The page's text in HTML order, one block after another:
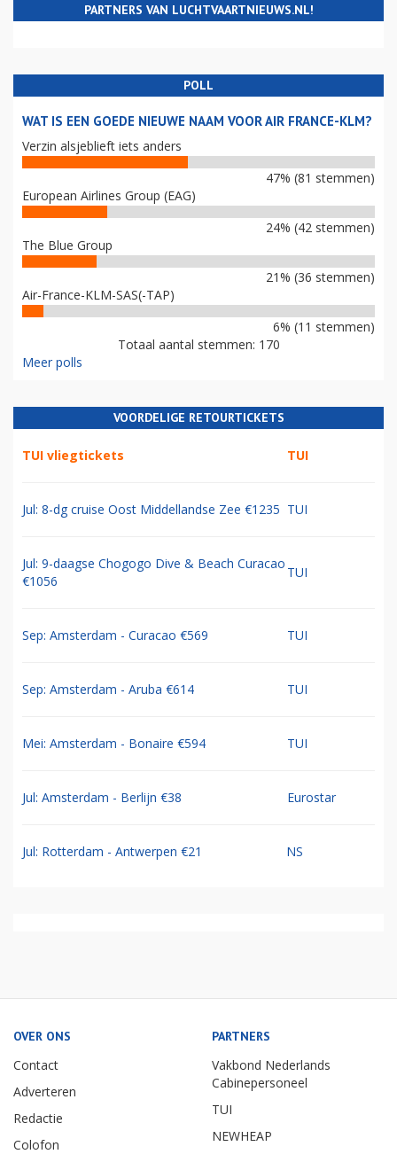
PARTNERS VAN LUCHTVAARTNIEUWS.NL!
POLL
WAT IS EEN GOEDE NIEUWE NAAM VOOR AIR FRANCE-KLM?
Verzin alsjeblieft iets anders
47% (81 stemmen)
European Airlines Group (EAG)
24% (42 stemmen)
The Blue Group
21% (36 stemmen)
Air-France-KLM-SAS(-TAP)
6% (11 stemmen)
Totaal aantal stemmen: 170
Meer polls
VOORDELIGE RETOURTICKETS
TUI vliegtickets TUI
Jul: 8-dg cruise Oost Middellandse Zee €1235 TUI
Jul: 9-daagse Chogogo Dive & Beach Curacao
€1056
TUI
Sep: Amsterdam - Curacao €569 TUI
Sep: Amsterdam - Aruba €614 TUI
Mei: Amsterdam - Bonaire €594 TUI
Jul: Amsterdam - Berlijn €38 Eurostar
Jul: Rotterdam - Antwerpen €21 NS
OVER ONS
Contact
Adverteren
Redactie
Colofon
PARTNERS
Vakbond Nederlands
Cabinepersoneel
TUI
NEWHEAP